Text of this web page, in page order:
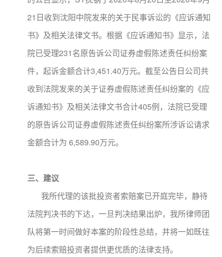
21日收到沈阳中院发来的关于民事诉讼的《应诉通知
书》及相关法律文书。根据《应诉通知书》显示，法
院已受理231名原告诉公司证券虚假陈述责任纠纷案
件，起诉金额合计3,451.40万元。截至公告日公司共
收到法院发来的关于证券虚假陈述责任纠纷案的《应
诉通知书》及相关法律文书合计405例，法院已受理
的原告诉公司证券虚假陈述责任纠纷案所涉诉讼请求
金额合计为 6,589.90万元。
三、 建议
我所代理的该批投资者索赔案已开庭完毕，静待
法院判决书的下达，一旦判决结果出炉，我所律师团
队将第一时间做好本案的阶段性总结，并将一如既往
为后续索赔投资者提供更优质的法律支持。